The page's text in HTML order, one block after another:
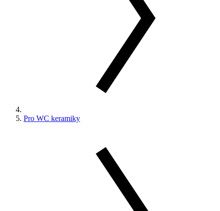
Pro WC keramiky